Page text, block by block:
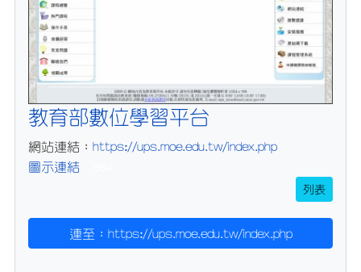
教育部數位學習平台
網站連結： https://ups.moe.edu.tw/index.php
圖示連結
列表
連至：https://ups.moe.edu.tw/index.php